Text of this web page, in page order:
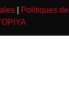
Politiques de